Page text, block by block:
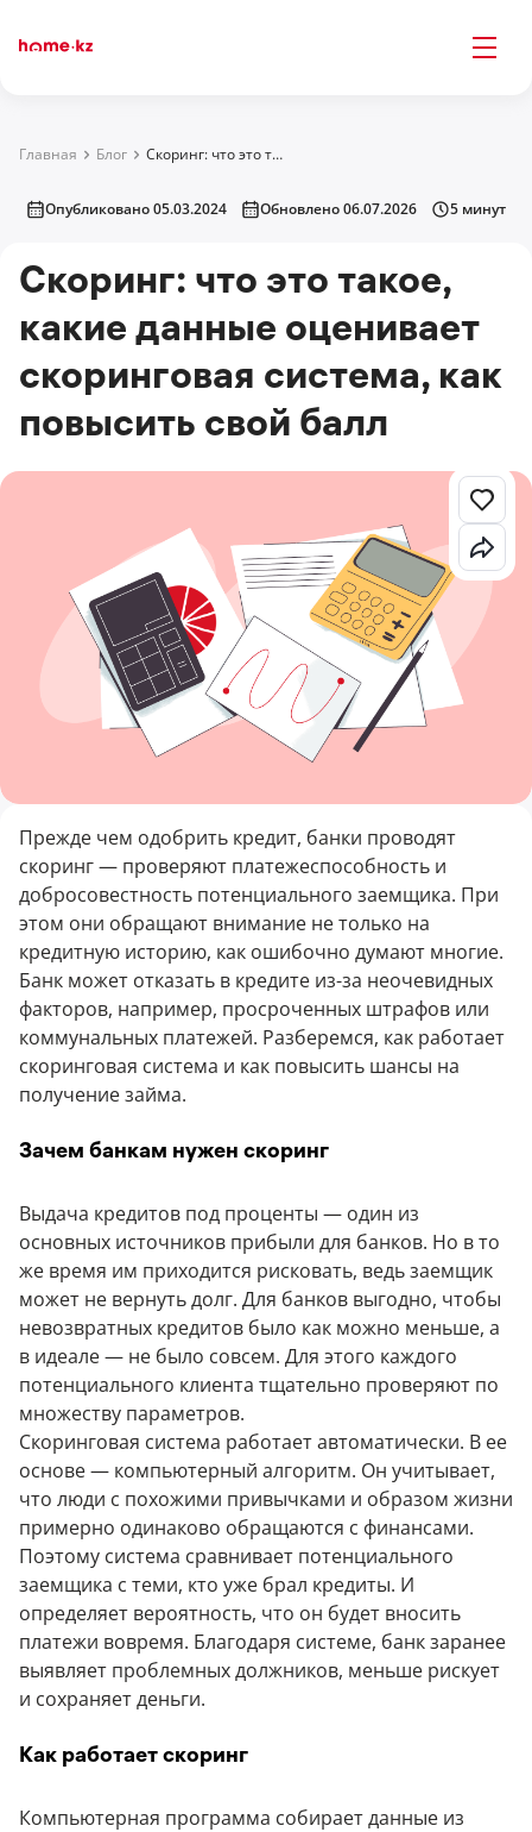
Главная Блог Скоринг: что это такое, какие данные оценивает скоринговая система, как повысить свой балл
Опубликовано 05.03.2024 Обновлено 06.07.2026 5 минут
Скоринг: что это такое,
какие данные оценивает
скоринговая система, как
повысить свой балл
Прежде чем одобрить кредит, банки проводят
скоринг — проверяют платежеспособность и
добросовестность потенциального заемщика. При
этом они обращают внимание не только на
кредитную историю, как ошибочно думают многие.
Банк может отказать в кредите из-за неочевидных
факторов, например, просроченных штрафов или
коммунальных платежей. Разберемся, как работает
скоринговая система и как повысить шансы на
получение займа.
Зачем банкам нужен скоринг
Выдача кредитов под проценты — один из
основных источников прибыли для банков. Но в то
же время им приходится рисковать, ведь заемщик
может не вернуть долг. Для банков выгодно, чтобы
невозвратных кредитов было как можно меньше, а
в идеале — не было совсем. Для этого каждого
потенциального клиента тщательно проверяют по
множеству параметров.
Скоринговая система работает автоматически. В ее
основе — компьютерный алгоритм. Он учитывает,
что люди с похожими привычками и образом жизни
примерно одинаково обращаются с финансами.
Поэтому система сравнивает потенциального
заемщика с теми, кто уже брал кредиты. И
определяет вероятность, что он будет вносить
платежи вовремя. Благодаря системе, банк заранее
выявляет проблемных должников, меньше рискует
и сохраняет деньги.
Как работает скоринг
Компьютерная программа собирает данные из